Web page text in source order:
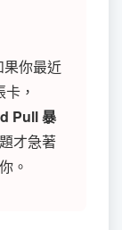
你最近
，
Pull 暴
才急著
。